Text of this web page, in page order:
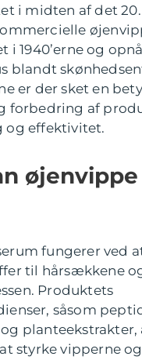
i midten af det
i 1940’erne og
blandt
er der sket en
forbedring af
og effektivitet.
fungerer ved
til hårsækkene
Produktets
såsom
planteekstrakter,
styrke vipperne